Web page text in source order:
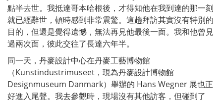
點半去世。我抵達哥本哈根後，才得知他在我到達的那一刻
就已經辭世，頓時感到非常震驚。這趟拜訪其實沒有特別的
目的，但還是覺得遺憾，無法再見他最後一面。我和他曾見
過兩次面，彼此交往了長達六年半。
同一天，丹麥設計中心在丹麥工藝博物館
（Kunstindustrimuseet，現為丹麥設計博物館
Designmuseum Danmark）舉辦的 Hans Wegner 展也正
好進入尾聲。我去參觀時，現場沒有其他訪客，但碰到了